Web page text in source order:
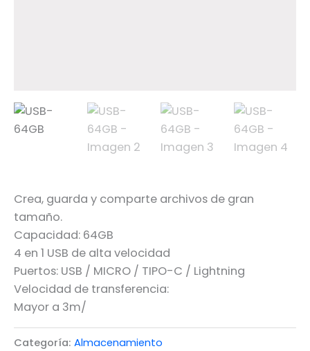
Crea, guarda y comparte archivos de gran
tamaño.
Capacidad: 64GB
4 en 1 USB de alta velocidad
Puertos: USB / MICRO / TIPO-C / Lightning
Velocidad de transferencia:
Mayor a 3m/
Categoría: Almacenamiento